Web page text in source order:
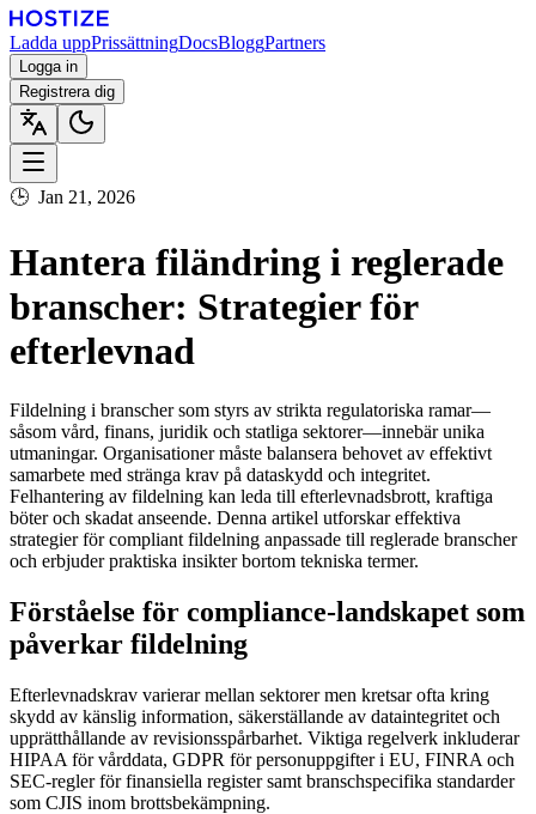
Ladda uppPrissättningDocsBloggPartners
Logga in
Registrera dig
🕒 Jan 21, 2026
Hantera filändring i reglerade
branscher: Strategier för
efterlevnad
Fildelning i branscher som styrs av strikta regulatoriska ramar—
såsom vård, finans, juridik och statliga sektorer—innebär unika
utmaningar. Organisationer måste balansera behovet av effektivt
samarbete med stränga krav på dataskydd och integritet.
Felhantering av fildelning kan leda till efterlevnadsbrott, kraftiga
böter och skadat anseende. Denna artikel utforskar effektiva
strategier för compliant fildelning anpassade till reglerade branscher
och erbjuder praktiska insikter bortom tekniska termer.
Förståelse för compliance-landskapet som
påverkar fildelning
Efterlevnadskrav varierar mellan sektorer men kretsar ofta kring
skydd av känslig information, säkerställande av dataintegritet och
upprätthållande av revisionsspårbarhet. Viktiga regelverk inkluderar
HIPAA för vårddata, GDPR för personuppgifter i EU, FINRA och
SEC-regler för finansiella register samt branschspecifika standarder
som CJIS inom brottsbekämpning.